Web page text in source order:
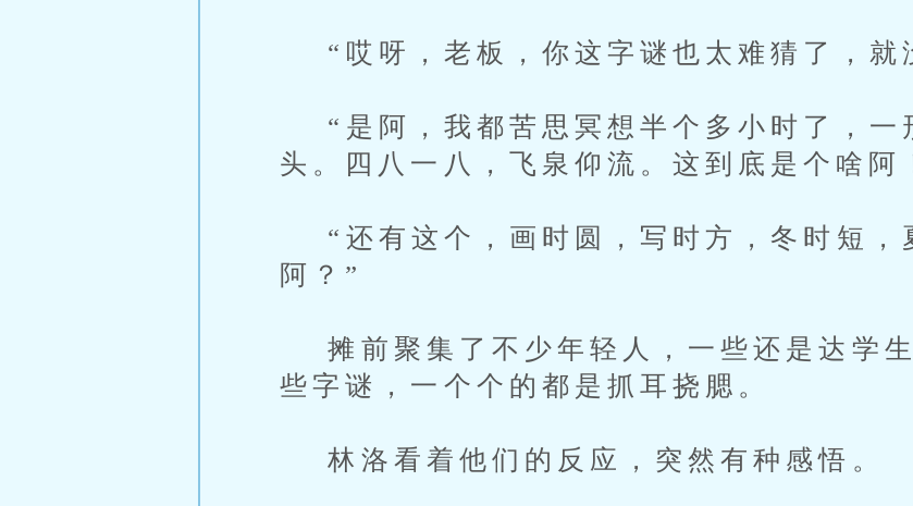
“哎呀，老板，你这字谜也太难猜了，就
“是阿，我都苦思冥想半个多小时了，一
头。四八一八，飞泉仰流。这到底是个啥阿
“还有这个，画时圆，写时方，冬时短，
阿？”
摊前聚集了不少年轻人，一些还是达学
些字谜，一个个的都是抓耳挠腮。
林洛看着他们的反应，突然有种感悟。